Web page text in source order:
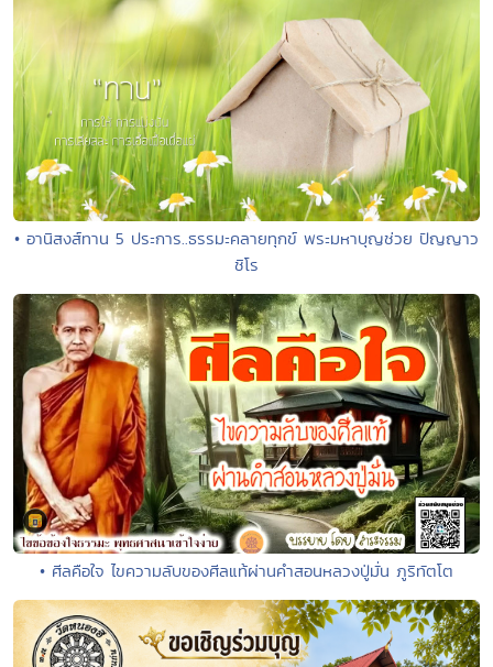
• อานิสงส์ทาน 5 ประการ..ธรรมะคลายทุกข์ พระมหาบุญช่วย ปัญญาว
ชิโร
• ศีลคือใจ ไขความลับของศีลแท้ผ่านคำสอนหลวงปู่มั่น ภูริทัตโต